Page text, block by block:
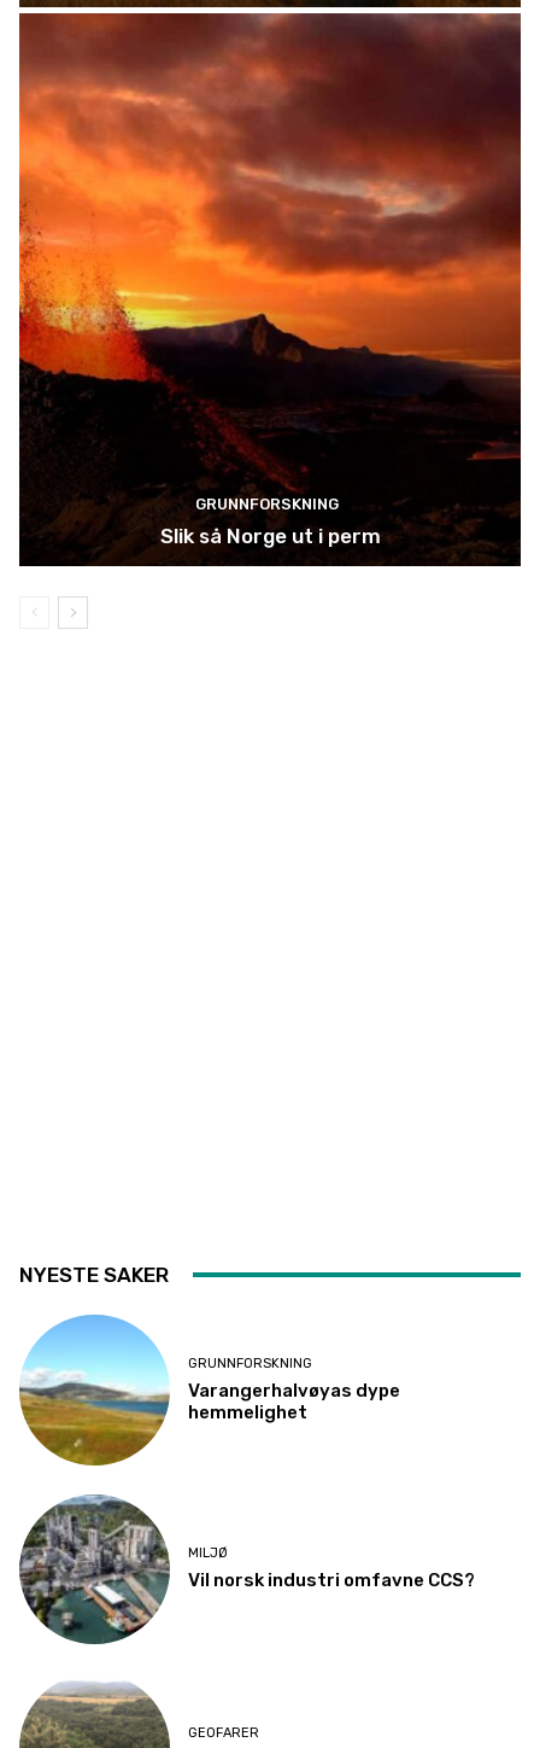
GRUNNFORSKNING
Slik så Norge ut i perm
NYESTE SAKER
GRUNNFORSKNING
Varangerhalvøyas dype
hemmelighet
MILJØ
Vil norsk industri omfavne CCS?
GEOFARER